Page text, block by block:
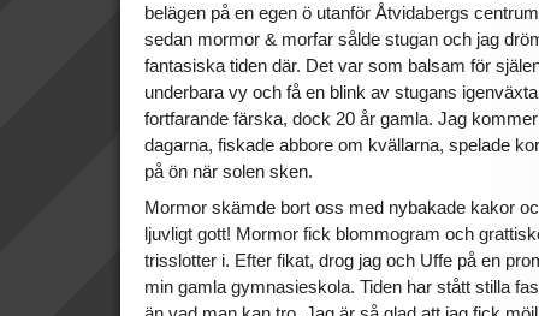
belägen på en egen ö utanför Åtvidabergs
sedan mormor & morfar sålde stugan och jag
fantasiska tiden där. Det var som balsam för
underbara vy och få en blink av stugans
fortfarande färska, dock 20 år gamla. Jag
dagarna, fiskade abbore om kvällarna, spelade
på ön när solen sken.
Mormor skämde bort oss med nybakade kakor
ljuvligt gott! Mormor fick blommogram och
trisslotter i. Efter fikat, drog jag och Uffe på en
min gamla gymnasieskola. Tiden har stått stilla